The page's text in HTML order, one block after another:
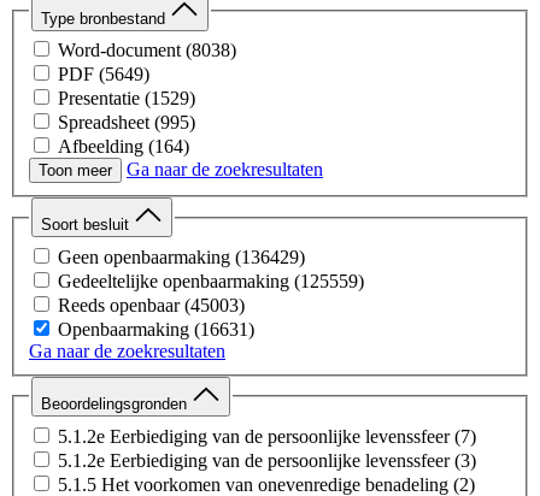
COVID-19 Capaciteit Ziekenhuizen (294)
Chats (248)
COVID-19 Overleggen Overig
COVID-19 Besmettelijkheid Kinderen
Wet- en regelgeving & juridische procedures
Jeugd- en gezinszorg
Onderzoek en innovatie
Opstart Corona (33)
Gezondheid en preventie
Medische ethiek
Subsidies (26)
Calamiteiten, meldingen en klachten bij de IGJ
Tabak en rookwaren (21)
Zorgsysteem, bekostiging en beleid
Medicijnen (14)
Ouderenzorg en maatschappelijke zorg (11)
Bevolkingsonderzoek
(5)
Sport en bewegen (5)
Type bronbestand
Word-document (8038)
PDF (5649)
Presentatie (1529)
Spreadsheet (995)
Afbeelding (164)
Chatbericht (141)
Onbekend (80)
E-mailbericht
(27)
Webpagina (5)
Video (2)
Notitie (1)
Toon meer Ga naar de zoekresultaten
Soort besluit
Geen openbaarmaking (136429)
Gedeeltelijke openbaarmaking (125559)
Reeds openbaar (45003)
Openbaarmaking (16631)
Ga naar de zoekresultaten
Beoordelingsgronden
5.1.2e Eerbiediging van de persoonlijke levenssfeer (7)
5.1.2e Eerbiediging van de persoonlijke levenssfeer (3)
5.1.5 Het voorkomen van onevenredige benadeling (2)